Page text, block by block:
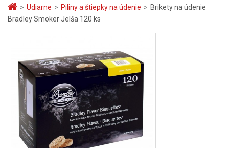
> Udiarne > Piliny a štiepky na údenie > Brikety na údenie
Bradley Smoker Jelša 120 ks